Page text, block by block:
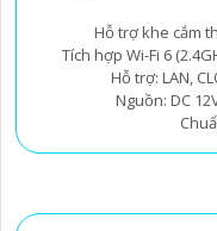
Hỗ trợ khe cắm
Tích hợp Wi-Fi 6
Hỗ trợ: LAN,
Nguồn: DC